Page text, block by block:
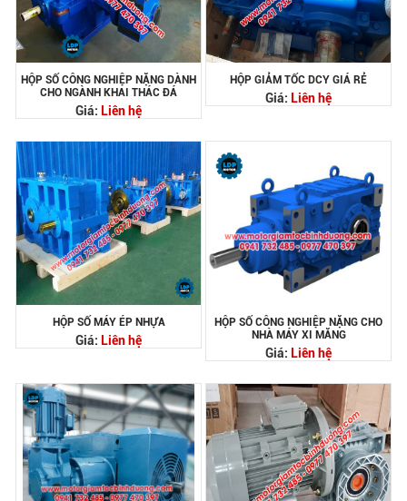
HỘP SỐ CÔNG NGHIỆP NẶNG DÀNH
CHO NGÀNH KHAI THÁC ĐÁ
Giá: Liên hệ
HỘP GIẢM TỐC DCY GIÁ RẺ
Giá: Liên hệ
HỘP SỐ MÁY ÉP NHỰA
Giá: Liên hệ
HỘP SỐ CÔNG NGHIỆP NẶNG CHO
NHÀ MÁY XI MĂNG
Giá: Liên hệ